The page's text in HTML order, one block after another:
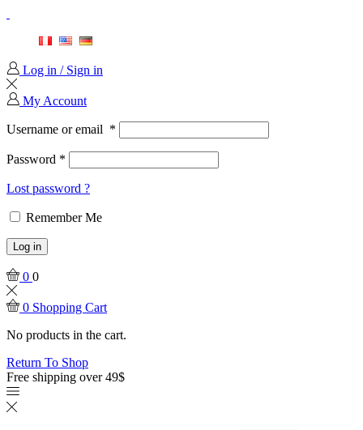
Log in / Sign in
My Account
Username or email *
Password *
Lost password ?
Remember Me
Log in
0 0
0 Shopping Cart
No products in the cart.
Return To Shop
Free shipping over 49$